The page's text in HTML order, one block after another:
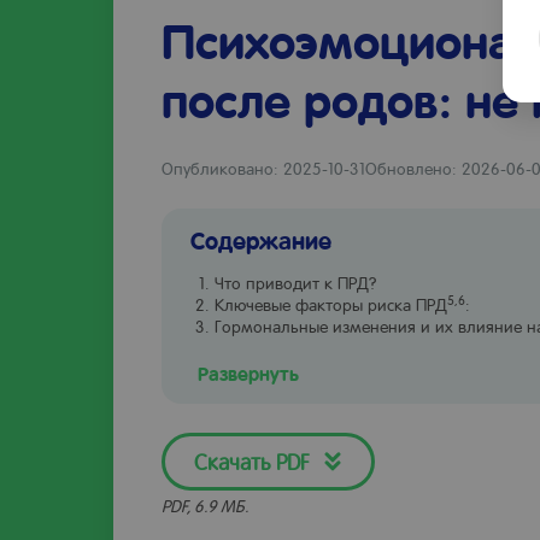
после родов:
Опубликовано: 2025-10-31Обновлено: 2026-06-
Содержание
Что приводит к ПРД?
Ключевые факторы риска ПРД5,6:
Гормональные изменения и их влияние
Развернуть
Скачать PDF
PDF, 6.9 МБ.